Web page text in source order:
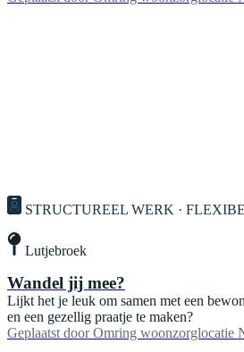
STRUCTUREEL WERK ·
Lutjebroek
Wandel jij mee?
Lijkt het je leuk om samen met een
en een gezellig praatje te maken?
Geplaatst door Omring woonzorglocatie